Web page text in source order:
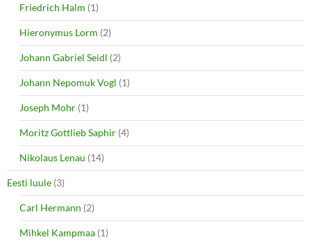
Friedrich Halm (1)
Hieronymus Lorm (2)
Johann Gabriel Seidl (2)
Johann Nepomuk Vogl (1)
Joseph Mohr (1)
Moritz Gottlieb Saphir (4)
Nikolaus Lenau (14)
Eesti luule (3)
Carl Hermann (2)
Mihkel Kampmaa (1)